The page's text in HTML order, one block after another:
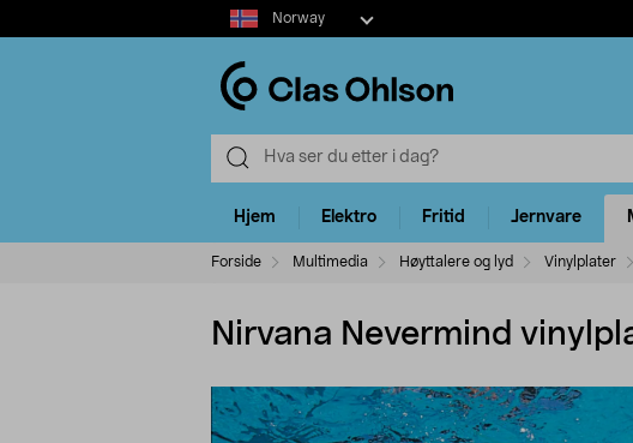
Select
market
Norway
Hjem Elektro Fritid Jernvare
Forside Multimedia Høyttalere og lyd Vinylplater
Nirvana Nevermind